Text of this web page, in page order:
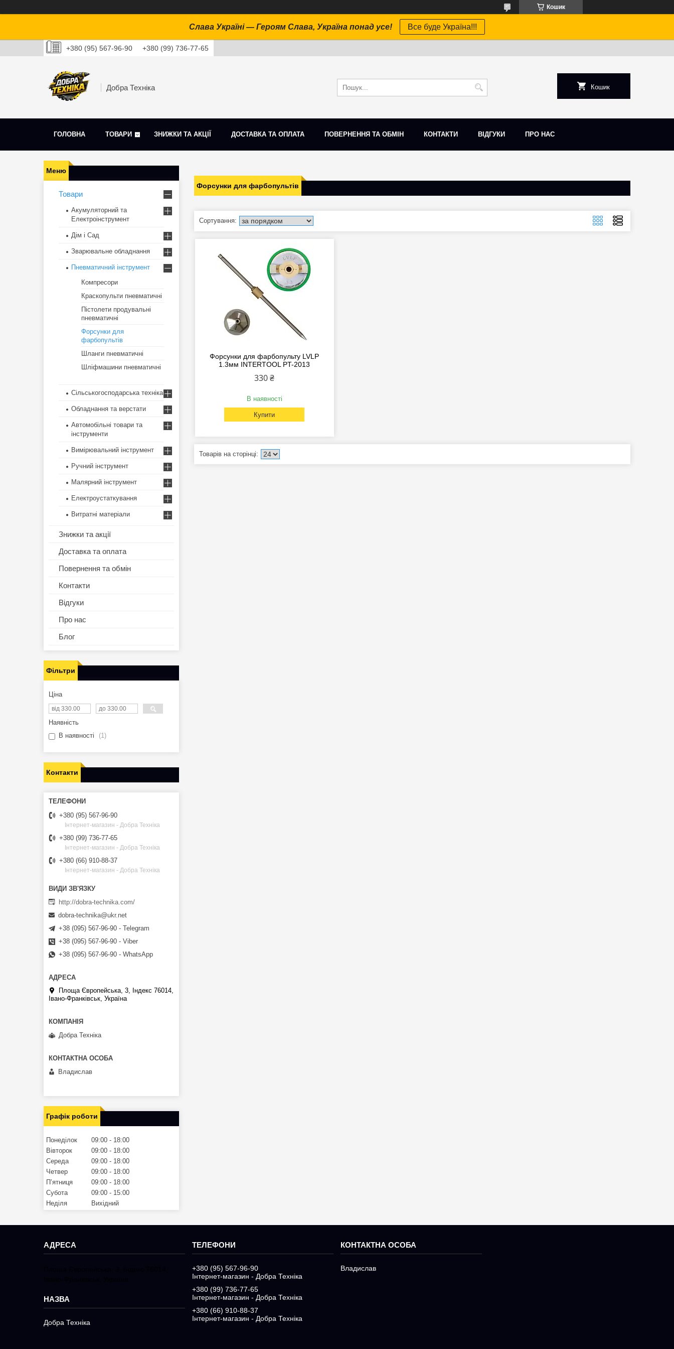
Кошик
Слава Україні — Героям Слава, Україна понад усе! Все буде Україна!!!
+380 (95) 567-96-90 +380 (99) 736-77-65
Добра Техніка Кошик
ГОЛОВНА ТОВАРИ ЗНИЖКИ ТА АКЦІЇ ДОСТАВКА ТА ОПЛАТА ПОВЕРНЕННЯ ТА ОБМІН КОНТАКТИ ВІДГУКИ ПРО НАС
Форсунки для фарбопультів
Форсунки для фарбопульту LVLP
1.3мм INTERTOOL PT-2013
330 ₴
В наявності
Купити
Товари
Акумуляторний та
Електроінструмент
Дім і Сад
Зварювальне обладнання
Пневматичний інструмент
Компресори
Краскопульти пневматичні
Пістолети продувальні
пневматичні
Форсунки для
фарбопультів
Шланги пневматичні
Шліфмашини пневматичні
Сільськогосподарська техніка
Обладнання та верстати
Автомобільні товари та
інструменти
Вимірювальний інструмент
Ручний інструмент
Малярний інструмент
Електроустаткування
Витратні матеріали
Знижки та акції
Доставка та оплата
Повернення та обмін
Контакти
Відгуки
Про нас
Блог
Фільтри
Ціна
Наявність
В наявності
1
Контакти
+380 (95) 567-96-90
Інтернет-магазин - Добра Техніка
+380 (99) 736-77-65
Інтернет-магазин - Добра Техніка
+380 (66) 910-88-37
Інтернет-магазин - Добра Техніка
http://dobra-technika.com/
dobra-technika@ukr.net
+38 (095) 567-96-90 - Telegram
+38 (095) 567-96-90 - Viber
+38 (095) 567-96-90 - WhatsApp
Площа Європейська, 3, Індекс 76014,
Івано-Франківськ, Україна
Добра Техніка
Владислав
Графік роботи
Понеділок 09:00
18:00
Вівторок
09:00
18:00
Середа
09:00
18:00
Четвер
09:00
18:00
Пʼятниця
09:00
18:00
Субота
09:00
15:00
Неділя
Вихідний
Добра Техніка
+380 (95) 567-96-90
Інтернет-магазин - Добра Техніка
+380 (99) 736-77-65
Інтернет-магазин - Добра Техніка
+380 (66) 910-88-37
Інтернет-магазин - Добра Техніка
Владислав